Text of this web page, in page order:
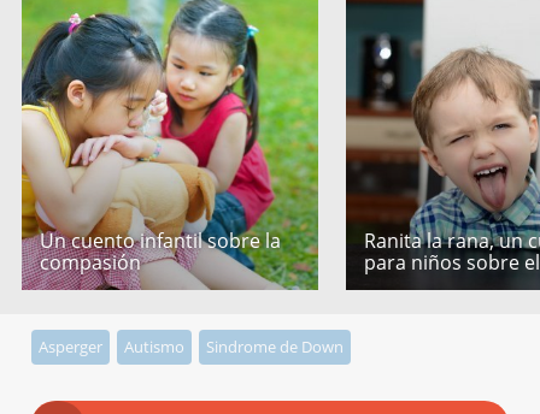
Un cuento infantil sobre la
compasión
Ranita la rana, un
para niños sobre
Asperger Autismo Sindrome de Down